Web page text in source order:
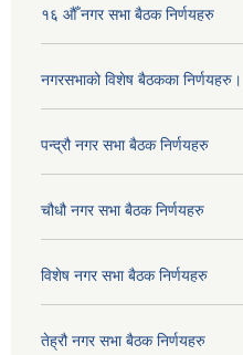
१६ औँ नगर सभा बैठक निर्णयहरु
नगरसभाको विशेष बैठकका निर्णयहरु।
पन्द्रौ नगर सभा बैठक निर्णयहरु
चौधौ नगर सभा बैठक निर्णयहरु
विशेष नगर सभा बैठक निर्णयहरु
तेह्रौ नगर सभा बैठक निर्णयहरु